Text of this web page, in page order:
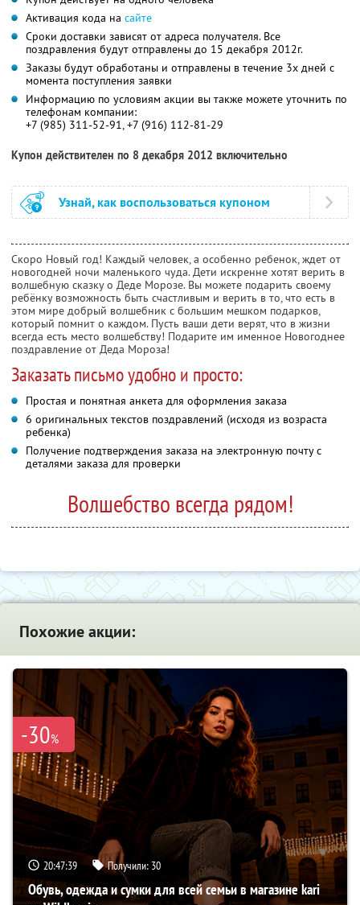
Активация кода на сайте
Сроки доставки зависят от адреса получателя. Все
поздравления будут отправлены до 15 декабря 2012г.
Заказы будут обработаны и отправлены в течение 3х дней с
момента поступления заявки
Информацию по условиям акции вы также можете уточнить по
телефонам компании:
+7 (985) 311-52-91, +7 (916) 112-81-29
Купон действителен по 8 декабря 2012 включительно
Узнай, как воспользоваться купоном
Скоро Новый год! Каждый человек, а особенно ребенок, ждет от
новогодней ночи маленького чуда. Дети искренне хотят верить в
волшебную сказку о Деде Морозе. Вы можете подарить своему
ребёнку возможность быть счастливым и верить в то, что есть в
этом мире добрый волшебник с большим мешком подарков,
который помнит о каждом. Пусть ваши дети верят, что в жизни
всегда есть место волшебству! Подарите им именное Новогоднее
поздравление от Деда Мороза!
Заказать письмо удобно и просто:
Простая и понятная анкета для оформления заказа
6 оригинальных текстов поздравлений (исходя из возраста
ребенка)
Получение подтверждения заказа на электронную почту с
деталями заказа для проверки
Волшебство всегда рядом!
Похожие акции:
-30%
20:47:38 Получили: 30
Обувь, одежда и сумки для всей семьи в магазине kari